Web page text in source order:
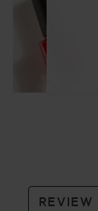
REVIEW